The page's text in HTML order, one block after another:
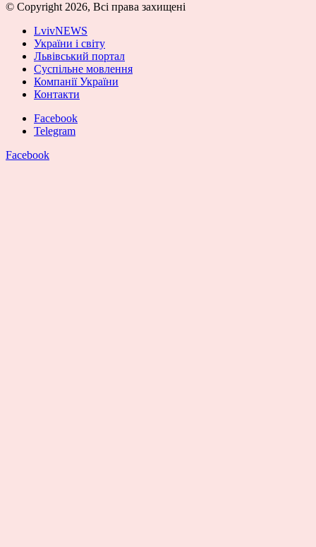
© Copyright 2026, Всі права захищені
LvivNEWS
України і світу
Львівський портал
Суспільне мовлення
Компанії України
Контакти
Facebook
Telegram
Facebook